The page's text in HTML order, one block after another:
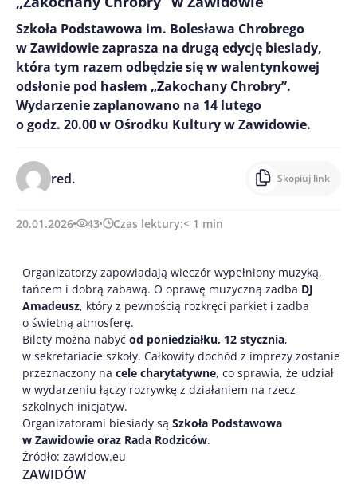
Szkoła Podstawowa im. Bolesława Chrobrego
w Zawidowie zaprasza na drugą edycję biesiady,
która tym razem odbędzie się w walentynkowej
odsłonie pod hasłem „Zakochany Chrobry”.
Wydarzenie zaplanowano na 14 lutego
o godz. 20.00 w Ośrodku Kultury w Zawidowie.
red. Skopiuj link
20.01.2026 43 Czas lektury:< 1 min
Organizatorzy zapowiadają wieczór wypełniony muzyką,
tańcem i dobrą zabawą. O oprawę muzyczną zadba DJ
Amadeusz, który z pewnością rozkręci parkiet i zadba
o świetną atmosferę.
Bilety można nabyć od poniedziałku, 12 stycznia,
w sekretariacie szkoły. Całkowity dochód z imprezy zostanie
przeznaczony na cele charytatywne, co sprawia, że udział
w wydarzeniu łączy rozrywkę z działaniem na rzecz
szkolnych inicjatyw.
Organizatorami biesiady są Szkoła Podstawowa
w Zawidowie oraz Rada Rodziców.
Źródło: zawidow.eu
ZAWIDÓW